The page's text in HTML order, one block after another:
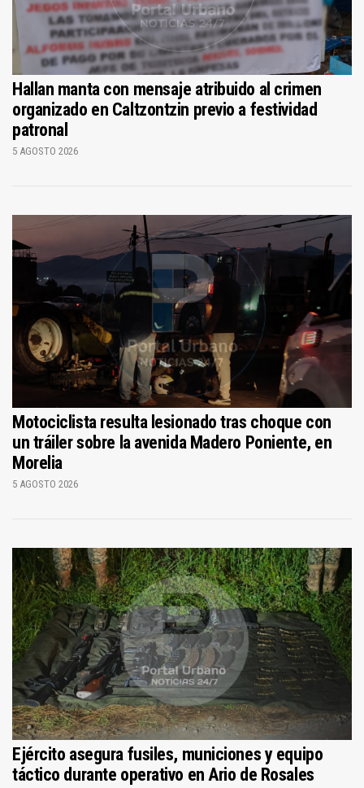
Hallan manta con mensaje atribuido al crimen
organizado en Caltzontzin previo a festividad
patronal
5 AGOSTO 2026
Motociclista resulta lesionado tras choque con
un tráiler sobre la avenida Madero Poniente, en
Morelia
5 AGOSTO 2026
Ejército asegura fusiles, municiones y equipo
táctico durante operativo en Ario de Rosales